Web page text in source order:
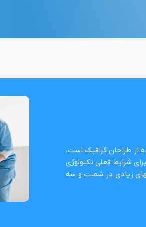
از طراحان گرافیک است،
شرایط فعلی تکنولوژی
زیادی در شصت و سه